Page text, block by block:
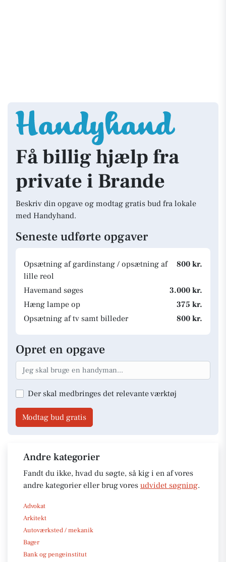
Få billig hjælp fra
private i Brande
Beskriv din opgave og modtag gratis bud fra lokale
med Handyhand.
Seneste udførte opgaver
Opsætning af gardinstang / opsætning af
lille reol
800 kr.
Havemand søges
3.000 kr.
Hæng lampe op
375 kr.
Opsætning af tv samt billeder
800 kr.
Opret en opgave
Der skal medbringes det relevante værktøj
Modtag bud gratis
Andre kategorier
Fandt du ikke, hvad du søgte, så kig i en af vores
andre kategorier eller brug vores udvidet søgning.
Advokat
Arkitekt
Autoværksted / mekanik
Bager
Bank og pengeinstitut